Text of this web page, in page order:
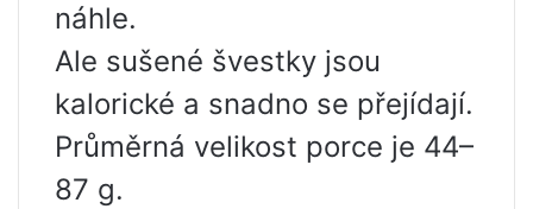
náhle.
Ale sušené švestky jsou
kalorické a snadno se přejídají.
Průměrná velikost porce je 44–
87 g.